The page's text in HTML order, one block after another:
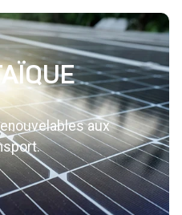
aux